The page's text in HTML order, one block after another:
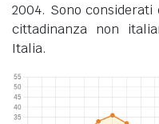
2004. Sono
cittadinanza non
Italia.